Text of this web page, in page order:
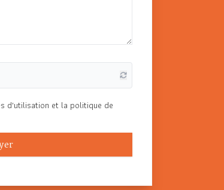
d'utilisation et la politique de